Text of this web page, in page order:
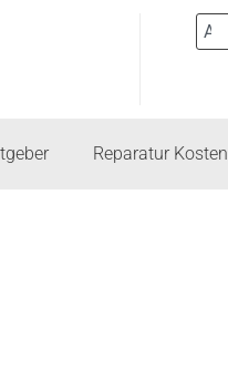
Reparatur Kosten